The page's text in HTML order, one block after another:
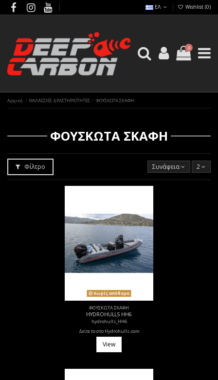
ΕΛ Wishlist (0)
0
Αρχική ΘΑΛΑΣΣΙΕΣ ΔΡΑΣΤΗΡΙΟΤΗΤΕΣ ΦΟΥΣΚΩΤΑ ΣΚΑΦΗ
ΦΟΥΣΚΩΤΑ ΣΚΑΦΗ
Φίλτρο Συνάφεια 2
Χωρίς απόθεμα
ΦΟΥΣΚΩΤΑ ΣΚΑΦΗ
HYDROHULLS HH6
hydrohulls_HH6
Δείτε το στο Hydrohulls.com
View